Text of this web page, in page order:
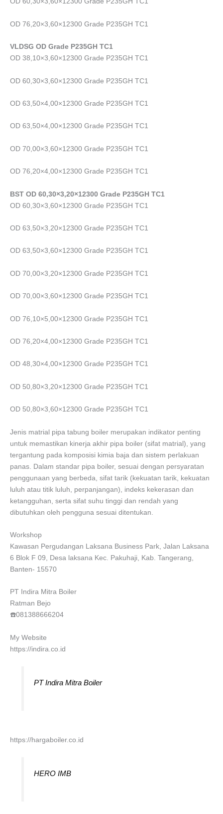
OD 76,20×3,60×12300 Grade P235GH TC1
VLDSG OD Grade P235GH TC1
OD 38,10×3,60×12300 Grade P235GH TC1
OD 60,30×3,60×12300 Grade P235GH TC1
OD 63,50×4,00×12300 Grade P235GH TC1
OD 63,50×4,00×12300 Grade P235GH TC1
OD 70,00×3,60×12300 Grade P235GH TC1
OD 76,20×4,00×12300 Grade P235GH TC1
BST OD 60,30×3,20×12300 Grade P235GH TC1
OD 60,30×3,60×12300 Grade P235GH TC1
OD 63,50×3,20×12300 Grade P235GH TC1
OD 63,50×3,60×12300 Grade P235GH TC1
OD 70,00×3,20×12300 Grade P235GH TC1
OD 70,00×3,60×12300 Grade P235GH TC1
OD 76,10×5,00×12300 Grade P235GH TC1
OD 76,20×4,00×12300 Grade P235GH TC1
OD 48,30×4,00×12300 Grade P235GH TC1
OD 50,80×3,20×12300 Grade P235GH TC1
OD 50,80×3,60×12300 Grade P235GH TC1
Jenis matrial pipa tabung boiler merupakan indikator penting
untuk memastikan kinerja akhir pipa boiler (sifat matrial), yang
tergantung pada komposisi kimia baja dan sistem perlakuan
panas. Dalam standar pipa boiler, sesuai dengan persyaratan
penggunaan yang berbeda, sifat tarik (kekuatan tarik, kekuatan
luluh atau titik luluh, perpanjangan), indeks kekerasan dan
ketangguhan, serta sifat suhu tinggi dan rendah yang
dibutuhkan oleh pengguna sesuai ditentukan.
Workshop
Kawasan Pergudangan Laksana Business Park, Jalan Laksana
6 Blok F 09, Desa laksana Kec. Pakuhaji, Kab. Tangerang,
Banten- 15570
PT Indira Mitra Boiler
Ratman Bejo
☎️081388666204
My Website
https://indira.co.id
PT Indira Mitra Boiler
https://hargaboiler.co.id
HERO IMB